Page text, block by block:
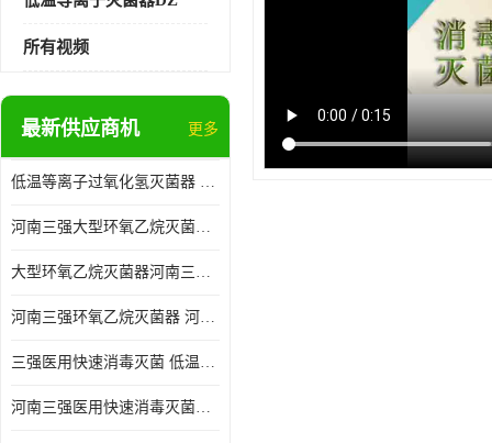
所有视频
最新供应商机 更多
低温等离子过氧化氢灭菌器 河南三强医用快速消毒灭菌 消毒供应中心整体配套方案
河南三强大型环氧乙烷灭菌器 无菌车间净化装修
大型环氧乙烷灭菌器河南三强 一次性物品EO消毒
河南三强环氧乙烷灭菌器 河南三强医用灭菌器 整形医院硅橡胶灭菌器
三强医用快速消毒灭菌 低温等离子过氧化氢灭菌器
河南三强医用快速消毒灭菌低温等离子过氧化氢灭菌器